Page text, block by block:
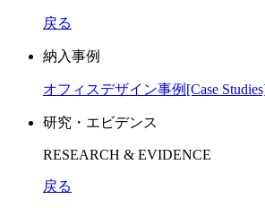
戻る
納入事例
オフィスデザイン事例[Case
研究・エビデンス
RESEARCH & EVIDENCE
戻る